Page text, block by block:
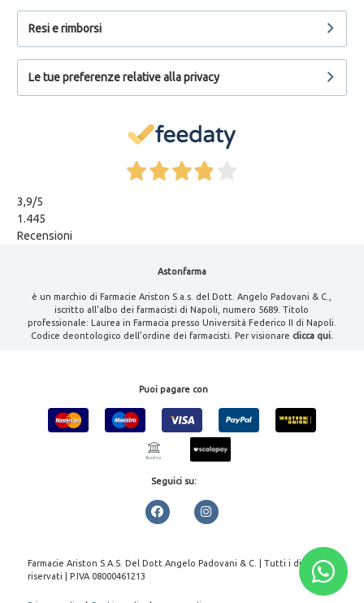
Resi e rimborsi
Le tue preferenze relative alla privacy
3,9/5
1.445
Recensioni
Astonfarma
è un marchio di Farmacie Ariston S.a.s. del Dott. Angelo Padovani & C.,
iscritto all'albo dei farmacisti di Napoli, numero 5689. Titolo
professionale: Laurea in Farmacia presso Università Federico II di Napoli.
Codice deontologico dell'ordine dei farmacisti. Per visionare clicca qui.
Puoi pagare con
Seguici su:
Farmacie Ariston S.A.S. Del Dott.Angelo Padovani & C. | Tutti i diritti
riservati | P.IVA 08000461213